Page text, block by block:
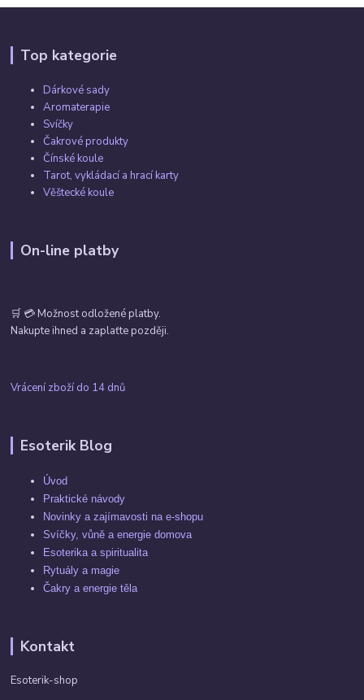
Top kategorie
Dárkové sady
Aromaterapie
Svíčky
Čakrové produkty
Čínské koule
Tarot, vykládací a hrací karty
Věštecké koule
On-line platby
🛒 💳 Možnost odložené platby.
Nakupte ihned a zaplaťte později.
Vrácení zboží do 14 dnů
Esoterik Blog
Úvod
Praktické návody
Novinky a zajímavosti na e-shopu
Svíčky, vůně a energie domova
Esoterika a spiritualita
Rytuály a magie
Čakry a energie těla
Kontakt
Esoterik-shop